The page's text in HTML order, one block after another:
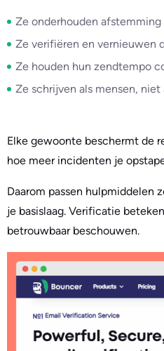
Ze onderhouden afstemming
Ze verifiëren en vernieuwen
Ze houden hun zendtempo
Ze schrijven als mensen, niet
Elke gewoonte beschermt de
hoe meer incidenten je
Daarom passen hulpmiddelen
je basislaag. Verificatie
betrouwbaar beschouwen.